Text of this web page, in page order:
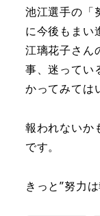
池江選手の「
に今後もまい
江璃花子さん
事、迷ってい
かってみては
報われないか
です。
きっと”努力